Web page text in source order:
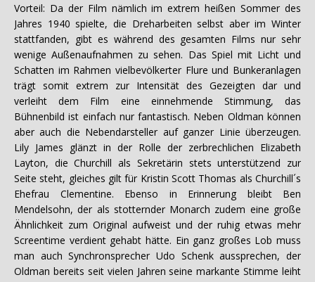
Vorteil: Da der Film nämlich im extrem heißen Sommer des
Jahres 1940 spielte, die Dreharbeiten selbst aber im Winter
stattfanden, gibt es während des gesamten Films nur sehr
wenige Außenaufnahmen zu sehen. Das Spiel mit Licht und
Schatten im Rahmen vielbevölkerter Flure und Bunkeranlagen
trägt somit extrem zur Intensität des Gezeigten dar und
verleiht dem Film eine einnehmende Stimmung, das
Bühnenbild ist einfach nur fantastisch. Neben Oldman können
aber auch die Nebendarsteller auf ganzer Linie überzeugen.
Lily James glänzt in der Rolle der zerbrechlichen Elizabeth
Layton, die Churchill als Sekretärin stets unterstützend zur
Seite steht, gleiches gilt für Kristin Scott Thomas als Churchill´s
Ehefrau Clementine. Ebenso in Erinnerung bleibt Ben
Mendelsohn, der als stotternder Monarch zudem eine große
Ähnlichkeit zum Original aufweist und der ruhig etwas mehr
Screentime verdient gehabt hätte. Ein ganz großes Lob muss
man auch Synchronsprecher Udo Schenk aussprechen, der
Oldman bereits seit vielen Jahren seine markante Stimme leiht